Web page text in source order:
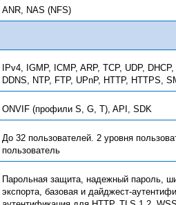
ANR, NAS (NFS)
IPv4, IGMP, ICMP, ARP, TCP, UDP,
DDNS, NTP, FTP, UPnP, HTTP, HTTPS,
ONVIF (профили S, G, T), API, SDK
До 32 пользователей. 2 уровня
пользователь
Парольная защита, надежный пароль,
экспорта, базовая и дайджест-